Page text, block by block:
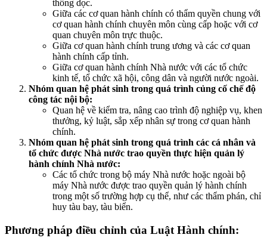
thống dọc.
Giữa các cơ quan hành chính có thẩm quyền chung với
cơ quan hành chính chuyên môn cùng cấp hoặc với cơ
quan chuyên môn trực thuộc.
Giữa cơ quan hành chính trung ương và các cơ quan
hành chính cấp tỉnh.
Giữa cơ quan hành chính Nhà nước với các tổ chức
kinh tế, tổ chức xã hội, công dân và người nước ngoài.
Nhóm quan hệ phát sinh trong quá trình củng cố chế độ
công tác nội bộ:
Quan hệ về kiểm tra, nâng cao trình độ nghiệp vụ, khen
thưởng, kỷ luật, sắp xếp nhân sự trong cơ quan hành
chính.
Nhóm quan hệ phát sinh trong quá trình các cá nhân và
tổ chức được Nhà nước trao quyền thực hiện quản lý
hành chính Nhà nước:
Các tổ chức trong bộ máy Nhà nước hoặc ngoài bộ
máy Nhà nước được trao quyền quản lý hành chính
trong một số trường hợp cụ thể, như các thẩm phán, chỉ
huy tàu bay, tàu biển.
Phương pháp điều chỉnh của Luật Hành chính: